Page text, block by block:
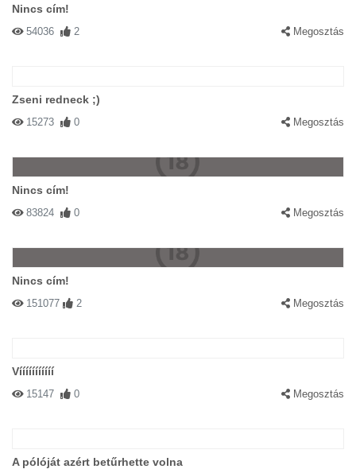
Nincs cím!
54036 2 Megosztás
Zseni redneck ;)
15273 0 Megosztás
Nincs cím!
83824 0 Megosztás
Nincs cím!
151077 2 Megosztás
Vííííííííííí
15147 0 Megosztás
A pólóját azért betűrhette volna